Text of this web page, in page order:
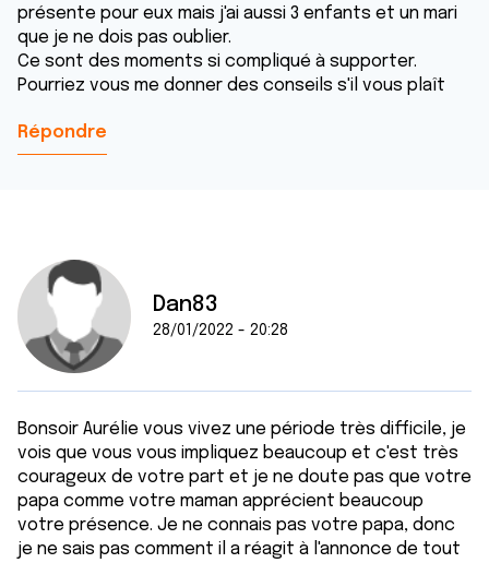
présente pour eux mais j'ai aussi 3 enfants et un mari
que je ne dois pas oublier.
Ce sont des moments si compliqué à supporter.
Pourriez vous me donner des conseils s'il vous plaît
Répondre
Dan83
28/01/2022 - 20:28
Bonsoir Aurélie vous vivez une période très difficile, je
vois que vous vous impliquez beaucoup et c'est très
courageux de votre part et je ne doute pas que votre
papa comme votre maman apprécient beaucoup
votre présence. Je ne connais pas votre papa, donc
je ne sais pas comment il a réagit à l'annonce de tout